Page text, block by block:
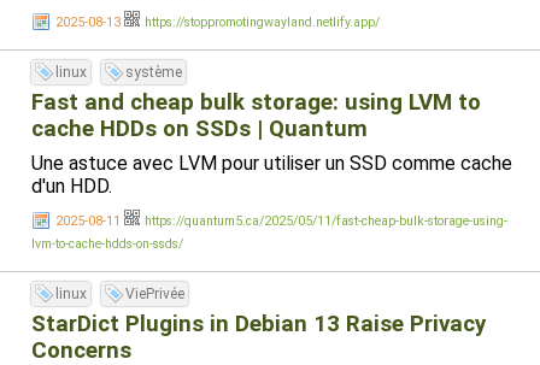
2025-08-13 https://stoppromotingwayland.netlify.app/
linux système
Fast and cheap bulk storage: using LVM to
cache HDDs on SSDs | Quantum
Une astuce avec LVM pour utiliser un SSD comme cache
d'un HDD.
2025-08-11
https://quantum5.ca/2025/05/11/fast-cheap-bulk-storage-using-
lvm-to-cache-hdds-on-ssds/
linux ViePrivée
StarDict Plugins in Debian 13 Raise Privacy
Concerns